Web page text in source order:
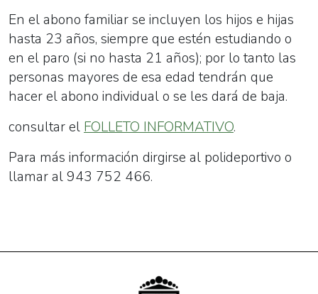
En el abono familiar se incluyen los hijos e hijas
hasta 23 años, siempre que estén estudiando o
en el paro (si no hasta 21 años); por lo tanto las
personas mayores de esa edad tendrán que
hacer el abono individual o se les dará de baja.
consultar el FOLLETO INFORMATIVO.
Para más información dirgirse al polideportivo o
llamar al 943 752 466.